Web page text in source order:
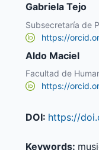
Gabriela Tejo
Subsecretaría de
https://
Aldo Maciel
Facultad de
https://
DOI: https://
Keywords: